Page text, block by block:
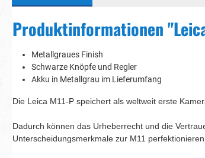
Produktinformationen
Metallgraues Finish
Schwarze Knöpfe und Regler
Akku in Metallgrau im Lieferumfang
Die Leica M11-P speichert als weltweit erste
Dadurch können das Urheberrecht und die
Unterscheidungsmerkmale zur M11